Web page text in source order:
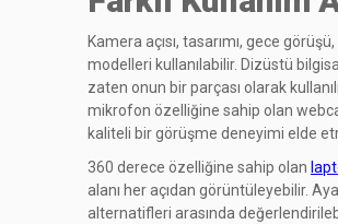
Kamera açısı, tasarımı, gece
modelleri kullanılabilir. Dizüstü
zaten onun bir parçası olarak
mikrofon özelliğine sahip olan
kaliteli bir görüşme deneyimi elde
360 derece özelliğine sahip olan
alanı her açıdan görüntüleyebilir.
alternatifleri arasında